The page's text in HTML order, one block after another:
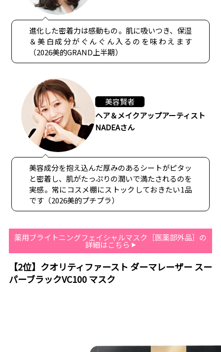
進化した密着力は感動もの。肌に吸いつき、保湿
＆美白成分がぐんぐん入るのを味わえます
（2026美的GRAND上半期）
美容賢者
ヘア＆メイクアップアーティスト
NADEAさん
美容成分を抱え込んだ厚みのあるシートがピタッ
と密着し、肌がたっぷりの潤いで満たされるのを
実感。常にコスメ棚にストックしておきたい1品
です（2026美的プチプラ）
薬用ブライトニングフェイシャルマスク［医薬部外品］の
詳細はこちら
【2位】クオリティファースト ダーマレーザー スー
パーブラックVC100 マスク